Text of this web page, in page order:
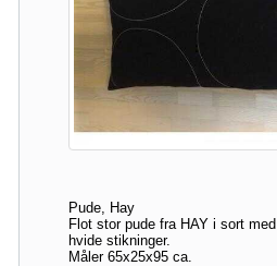
Pude, Hay
Flot stor pude fra HAY i sort med
hvide stikninger.
Måler 65x25x95 ca.